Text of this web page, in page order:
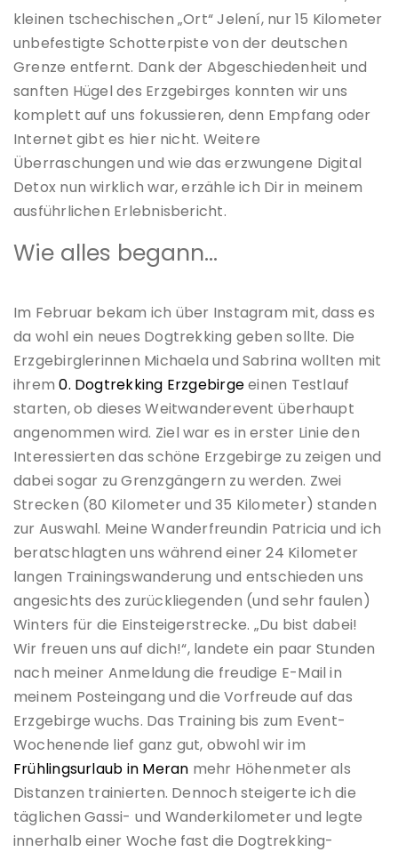
kleinen tschechischen „Ort“ Jelení, nur 15 Kilometer
unbefestigte Schotterpiste von der deutschen
Grenze entfernt. Dank der Abgeschiedenheit und
sanften Hügel des Erzgebirges konnten wir uns
komplett auf uns fokussieren, denn Empfang oder
Internet gibt es hier nicht. Weitere
Überraschungen und wie das erzwungene Digital
Detox nun wirklich war, erzähle ich Dir in meinem
ausführlichen Erlebnisbericht.
Wie alles begann…
Im Februar bekam ich über Instagram mit, dass es
da wohl ein neues Dogtrekking geben sollte. Die
Erzgebirglerinnen Michaela und Sabrina wollten mit
ihrem0. Dogtrekking Erzgebirgeeinen Testlauf
starten, ob dieses Weitwanderevent überhaupt
angenommen wird. Ziel war es in erster Linie den
Interessierten das schöne Erzgebirge zu zeigen und
dabei sogar zu Grenzgängern zu werden. Zwei
Strecken (80 Kilometer und 35 Kilometer) standen
zur Auswahl. Meine Wanderfreundin Patricia und ich
beratschlagten uns während einer 24 Kilometer
langen Trainingswanderung und entschieden uns
angesichts des zurückliegenden (und sehr faulen)
Winters für die Einsteigerstrecke. „Du bist dabei!
Wir freuen uns auf dich!“, landete ein paar Stunden
nach meiner Anmeldung die freudige E-Mail in
meinem Posteingang und die Vorfreude auf das
Erzgebirge wuchs. Das Training bis zum Event-
Wochenende lief ganz gut, obwohl wir im
Frühlingsurlaub in Meran mehr Höhenmeter als
Distanzen trainierten. Dennoch steigerte ich die
täglichen Gassi- und Wanderkilometer und legte
innerhalb einer Woche fast die Dogtrekking-